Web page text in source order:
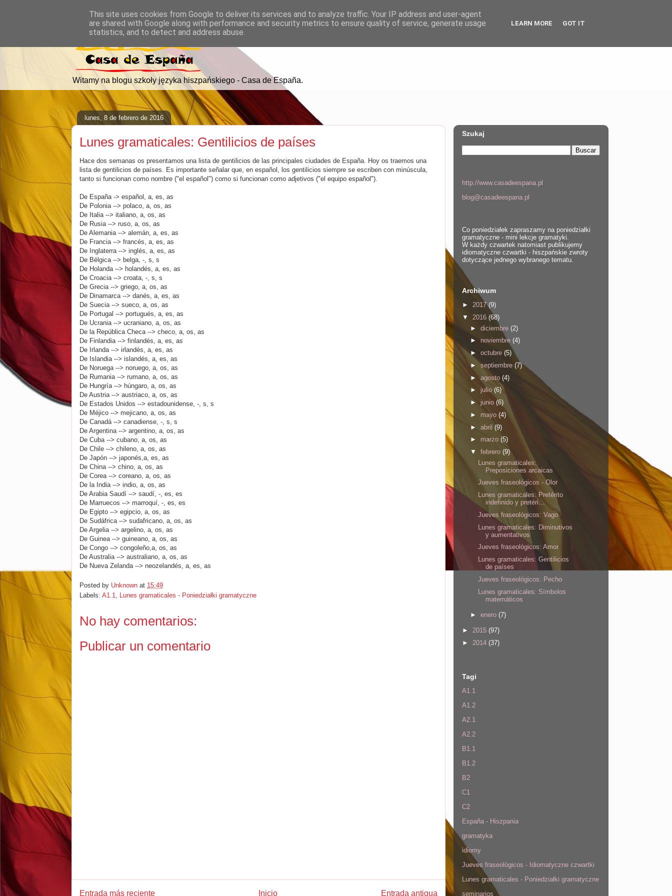
Witamy na blogu szkoły języka hiszpańskiego - Casa de España.
lunes, 8 de febrero de 2016
Lunes gramaticales: Gentilicios de países
Hace dos semanas os presentamos una lista de gentilicios de las principales ciudades de España. Hoy os traemos una
lista de gentilicios de países. Es importante señalar que, en español, los gentilicios siempre se escriben con minúscula,
tanto si funcionan como nombre ("el español") como si funcionan como adjetivos ("el equipo español").
De España -> español, a, es, as
De Polonia --> polaco, a, os, as
De Italia --> italiano, a, os, as
De Rusia --> ruso, a, os, as
De Alemania --> alemán, a, es, as
De Francia --> francés, a, es, as
De Inglaterra --> inglés, a, es, as
De Bélgica --> belga, -, s, s
De Holanda --> holandés, a, es, as
De Croacia --> croata, -, s, s
De Grecia --> griego, a, os, as
De Dinamarca --> danés, a, es, as
De Suecia --> sueco, a, os, as
De Portugal --> portugués, a, es, as
De Ucrania --> ucraniano, a, os, as
De la República Checa --> checo, a, os, as
De Finlandia --> finlandés, a, es, as
De Irlanda --> irlandés, a, es, as
De Islandia --> islandés, a, es, as
De Noruega --> noruego, a, os, as
De Rumania --> rumano, a, os, as
De Hungría --> húngaro, a, os, as
De Austria --> austriaco, a, os, as
De Estados Unidos --> estadounidense, -, s, s
De Méjico --> mejicano, a, os, as
De Canadá --> canadiense, -, s, s
De Argentina --> argentino, a, os, as
De Cuba --> cubano, a, os, as
De Chile --> chileno, a, os, as
De Japón --> japonés,a, es, as
De China --> chino, a, os, as
De Corea --> coreano, a, os, as
De la India --> indio, a, os, as
De Arabia Saudí --> saudí, -, es, es
De Marruecos --> marroquí, -, es, es
De Egipto --> egipcio, a, os, as
De Sudáfrica --> sudafricano, a, os, as
De Argelia --> argelino, a, os, as
De Guinea --> guineano, a, os, as
De Congo --> congoleño,a, os, as
De Australia --> australiano, a, os, as
De Nueva Zelanda --> neozelandés, a, es, as
Posted by Unknown at 15:49
Labels: A1.1 Lunes gramaticales - Poniedziałki gramatyczne
No hay comentarios:
Publicar un comentario
Entrada más reciente Entrada antigua
Inicio
Szukaj
http://www.casadeespana.pl
blog@casadeespana.pl
Co poniedziałek zapraszamy na poniedziałki
gramatyczne - mini lekcje gramatyki.
W każdy czwartek natomiast publikujemy
idiomatyczne czwartki - hiszpańskie zwroty
dotyczące jednego wybranego tematu.
Archiwum
► 2017(9)
▼ 2016 (68)
► diciembre (2)
► noviembre (4)
► octubre (5)
► septiembre (7)
► agosto (4)
► julio (6)
► junio (6)
► mayo (4)
► abril (9)
► marzo (5)
▼ febrero (9)
Lunes gramaticales:
Preposiciones arcaicas
Jueves fraseológicos - Olor
Lunes gramaticales: Pretérito
indefinido y pretéri...
Jueves fraseológicos: Vago
Lunes gramaticales: Diminutivos
y aumentativos
Jueves fraseológicos: Amor
Lunes gramaticales: Gentilicios
de países
Jueves fraseológicos: Pecho
Lunes gramaticales: Símbolos
matemáticos
► enero (7)
► 2015 (97)
► 2014 (37)
Tagi
A1.1
A1.2
A2.1
A2.2
B1.1
B1.2
B2
C1
C2
España - Hiszpania
gramatyka
idiomy
Jueves fraseológicos - Idiomatyczne czwartki
Lunes gramaticales - Poniedziałki gramatyczne
seminarios
This site uses cookies from Google to deliver its services and to analyze traffic. Your IP address and user-agent
are shared with Google along with performance and security metrics to ensure quality of service, generate usage
statistics, and to detect and address abuse.
LEARN MORE GOT IT